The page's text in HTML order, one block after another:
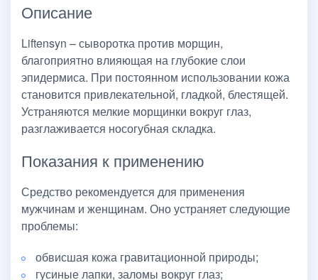
Описание
Liftensyn – сыворотка против морщин,
благоприятно влияющая на глубокие слои
эпидермиса. При постоянном использовании кожа
становится привлекательной, гладкой, блестящей.
Устраняются мелкие морщинки вокруг глаз,
разглаживается носогубная складка.
Показания к применению
Средство рекомендуется для применения
мужчинам и женщинам. Оно устраняет следующие
проблемы:
обвисшая кожа гравитационной природы;
гусиные лапки, заломы вокруг глаз;